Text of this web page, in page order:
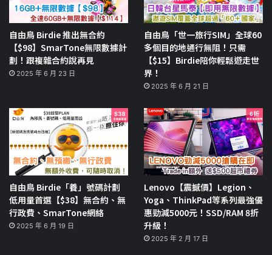
自由鳥 Birdie 推出無合約
【$98】SmarTone無限數據計
劃！跟複雜合約說再見
2025 年 6 月 23 日
自由鳥「世一旅行SIM」全球60
多個目的地通行無阻！只需
【$15】Birdie陪你輕鬆遊走世
界！
2025 年 6 月 21 日
自由鳥 Birdie「養」號碼計劃
低用量首選【$38】無合約、無
行政費、SmarTone網絡
2025 年 6 月 19 日
Lenovo【震撼價】Legion、
Yoga、ThinkPad等系列最強優
惠勁減5000元！SSD/RAM 8折
升級！
2025 年 2 月 17 日